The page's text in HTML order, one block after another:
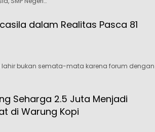
dalam Realitas Pasca 81
lahir bukan semata-mata karena forum dengan
Seharga 2.5 Juta Menjadi
di Warung Kopi